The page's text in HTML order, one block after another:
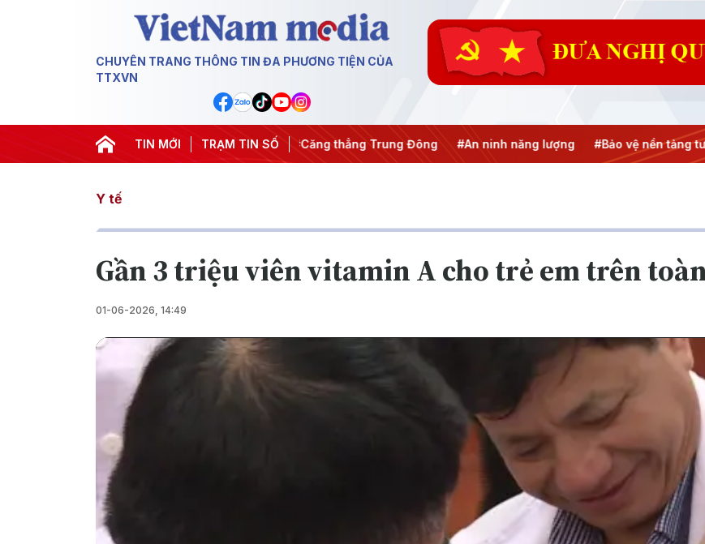
CHUYÊN TRANG THÔNG TIN ĐA PHƯƠNG TIỆN CỦA
TTXVN
TIN MỚI TRẠM TIN SỐ
#Chống khai thác IUU #Căng thẳng Trung Đông #An ninh năng lượng #Bảo vệ nền tảng tư tưởng của
Y tế
Gần 3 triệu viên vitamin A cho trẻ em trên
01-06-2026, 14:49